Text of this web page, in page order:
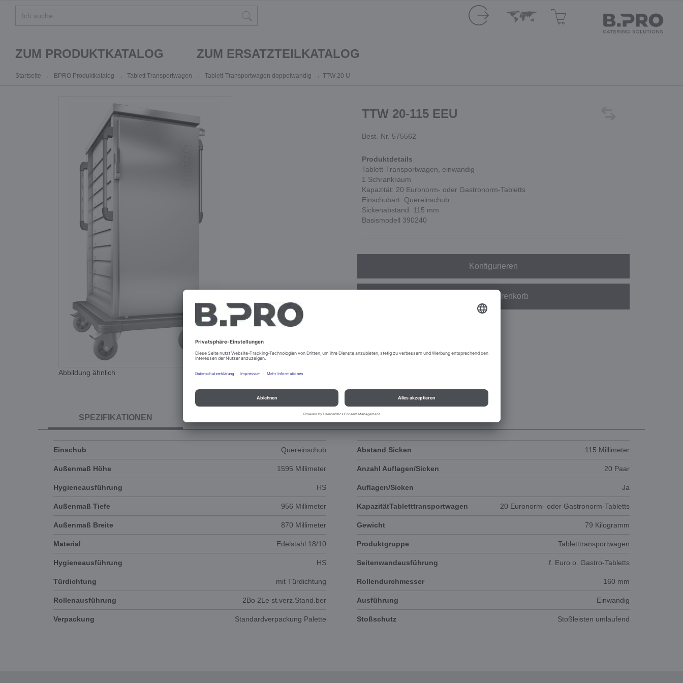
ZUM PRODUKTKATALOG ZUM ERSATZTEILKATALOG
Startseite BPRO Produktkatalog Tablett Transportwagen Tablett-Transportwagen doppelwandig TTW 20 U
Abbildung ähnlich
TTW 20-115 EEU
Best.-Nr. 575562
Produktdetails
Tablett-Transportwagen, einwandig
1 Schrankraum
Kapazität: 20 Euronorm- oder Gastronorm-Tabletts
Einschubart: Quereinschub
Sickenabstand: 115 mm
Basismodell 390240
Konfigurieren
In den Warenkorb
SPEZIFIKATIONEN ERSATZTEILE
Einschub Quereinschub Abstand Sicken 115 Millimeter
Außenmaß Höhe 1595 Millimeter Anzahl Auflagen/Sicken 20 Paar
Hygieneausführung HS Auflagen/Sicken Ja
Außenmaß Tiefe 956 Millimeter KapazitätTabletttransportwagen 20 Euronorm- oder Gastronorm-Tabletts
Außenmaß Breite 870 Millimeter Gewicht 79 Kilogramm
Material Edelstahl 18/10 Produktgruppe Tabletttransportwagen
Hygieneausführung HS Seitenwandausführung f. Euro o. Gastro-Tabletts
Türdichtung mit Türdichtung Rollendurchmesser 160 mm
Rollenausführung 2Bo 2Le st.verz.Stand.ber Ausführung Einwandig
Verpackung Standardverpackung Palette Stoßschutz Stoßleisten umlaufend